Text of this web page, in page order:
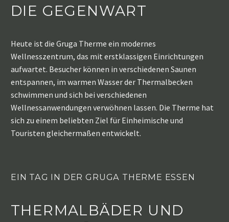
DIE GEGENWART
Heute ist die Gruga Therme ein modernes
Wellnesszentrum, das mit erstklassigen Einrichtungen
aufwartet. Besucher können in verschiedenen Saunen
entspannen, im warmen Wasser der Thermalbecken
schwimmen und sich bei verschiedenen
Wellnessanwendungen verwöhnen lassen. Die Therme hat
sich zu einem beliebten Ziel für Einheimische und
Touristen gleichermaßen entwickelt.
EIN TAG IN DER GRUGA THERME ESSEN
THERMALBÄDER UND